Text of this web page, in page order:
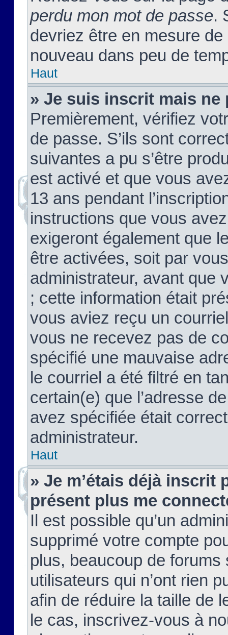
perdu mon mot de passe.
devriez être en mesure
nouveau dans peu de
Haut
» Je suis inscrit mais ne
Premièrement, vérifiez
de passe. S’ils sont
suivantes a pu s’être
est activé et que vous
13 ans pendant
instructions que vous
exigeront également que
être activées, soit par
administrateur, avant que
; cette information était
vous aviez reçu un
vous ne recevez pas de
spécifié une mauvaise
le courriel a été filtré en
certain(e) que l’adresse
avez spécifiée était
administrateur.
Haut
» Je m’étais déjà inscrit
présent plus me
Il est possible qu’un
supprimé votre compte
plus, beaucoup de
utilisateurs qui n’ont rien
afin de réduire la taille de
le cas, inscrivez-vous à